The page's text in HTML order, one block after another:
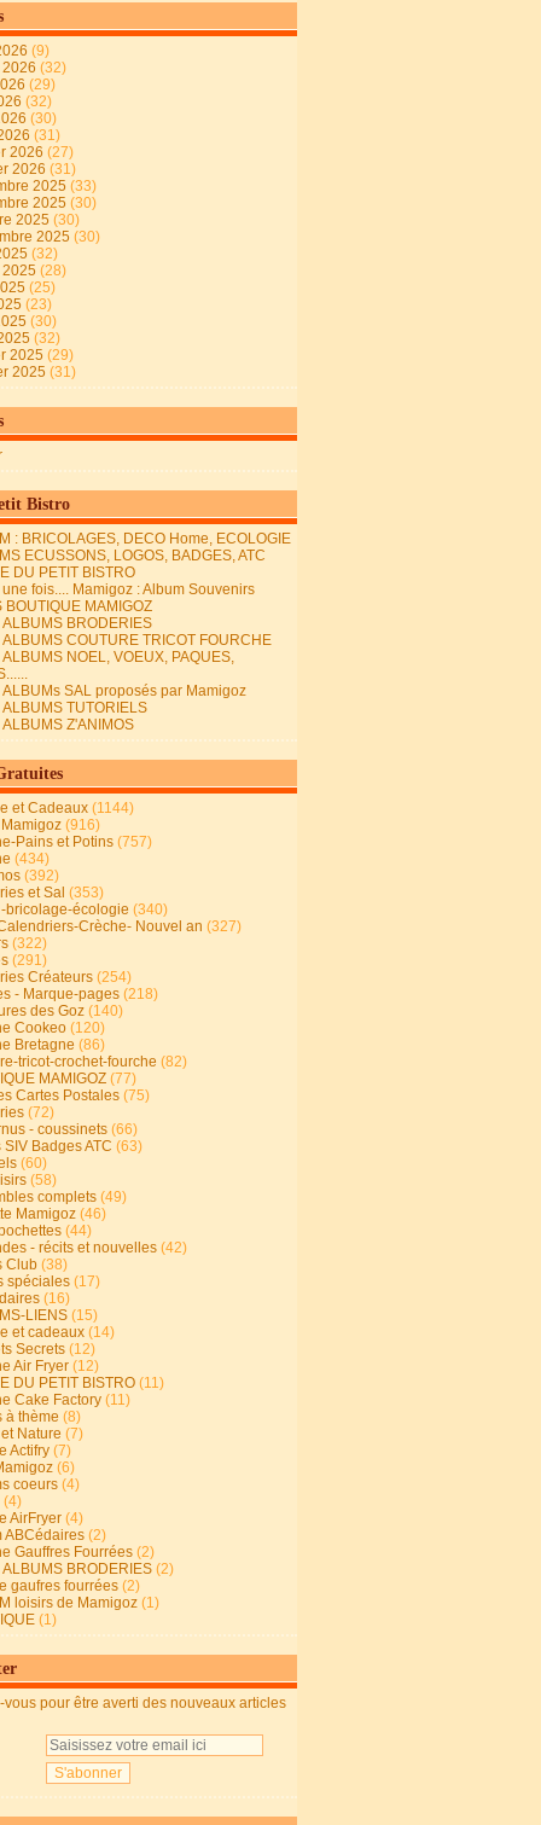
(9)
(32)
(29)
(32)
(30)
(31)
2026 (27)
2026 (31)
2025 (33)
2025 (30)
2025 (30)
2025 (30)
(32)
(28)
(25)
(23)
(30)
(32)
2025 (29)
2025 (31)
Bistro
: BRICOLAGES, DECO Home, ECOLOGIE
ECUSSONS, LOGOS, BADGES, ATC
DU PETIT BISTRO
fois.... Mamigoz : Album Souvenirs
BOUTIQUE MAMIGOZ
ALBUMS BRODERIES
ALBUMS COUTURE TRICOT FOURCHE
ALBUMS NOEL, VOEUX, PAQUES,
ALBUMs SAL proposés par Mamigoz
ALBUMS TUTORIELS
ALBUMS Z'ANIMOS
et Cadeaux (1144)
(916)
Pains et Potins (757)
(434)
(392)
et Sal (353)
bricolage-écologie (340)
Crèche- Nouvel an (327)
(322)
(291)
Créateurs (254)
- Marque-pages (218)
des Goz (140)
Cookeo (120)
Bretagne (86)
tricot-crochet-fourche (82)
MAMIGOZ (77)
Cartes Postales (75)
(72)
- coussinets (66)
Badges ATC (63)
(60)
(58)
complets (49)
Mamigoz (46)
(44)
- récits et nouvelles (42)
Club (38)
spéciales (17)
(16)
LIENS (15)
et cadeaux (14)
Secrets (12)
Air Fryer (12)
DU PETIT BISTRO (11)
Cake Factory (11)
à thème (8)
Nature (7)
Actifry (7)
(6)
coeurs (4)
(4)
AirFryer (4)
ABCédaires (2)
Gauffres Fourrées (2)
ALBUMS BRODERIES (2)
gaufres fourrées (2)
loisirs de Mamigoz (1)
(1)
vous pour être averti des nouveaux articles